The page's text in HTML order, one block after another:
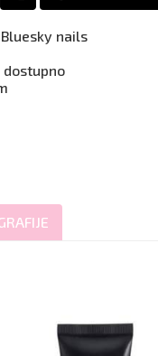
Bluesky nails
dostupno